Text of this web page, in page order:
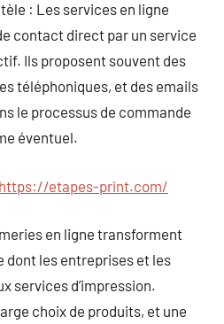
: Les services en ligne
contact direct par un service
Ils proposent souvent des
téléphoniques, et des emails
le processus de commande
éventuel.
https://etapes-print.com/
en ligne transforment
dont les entreprises et les
services d’impression.
choix de produits, et une